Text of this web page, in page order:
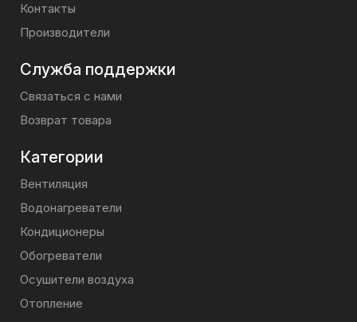
Контакты
Производители
Служба поддержки
Связаться с нами
Возврат товара
Категории
Вентиляция
Водонагреватели
Кондиционеры
Обогреватели
Осушители воздуха
Отопление